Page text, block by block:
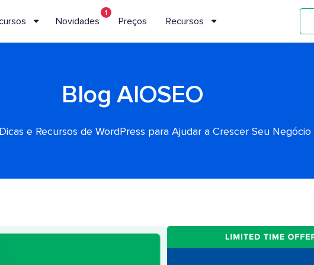
Novidades
1
Preços Recursos
Blog AIOSEO
e Recursos de WordPress para Ajudar a Crescer Seu Negócio